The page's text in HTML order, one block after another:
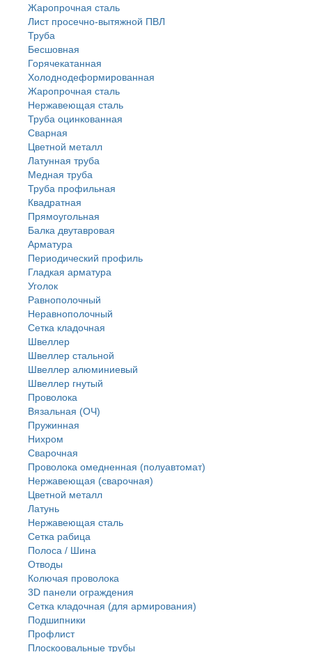
Жаропрочная сталь
Лист просечно-вытяжной ПВЛ
Труба
Бесшовная
Горячекатанная
Холоднодеформированная
Жаропрочная сталь
Нержавеющая сталь
Труба оцинкованная
Сварная
Цветной металл
Латунная труба
Медная труба
Труба профильная
Квадратная
Прямоугольная
Балка двутавровая
Арматура
Периодический профиль
Гладкая арматура
Уголок
Равнополочный
Неравнополочный
Сетка кладочная
Швеллер
Швеллер стальной
Швеллер алюминиевый
Швеллер гнутый
Проволока
Вязальная (ОЧ)
Пружинная
Нихром
Сварочная
Проволока омедненная (полуавтомат)
Нержавеющая (сварочная)
Цветной металл
Латунь
Нержaвеющая сталь
Сетка рабица
Полоса / Шина
Отводы
Колючая проволока
3D панели ограждения
Сетка кладочная (для армирования)
Подшипники
Профлист
Плоскоовальные трубы